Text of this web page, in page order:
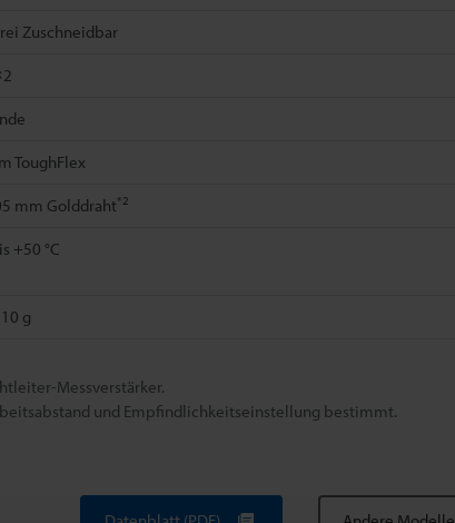
Zuschneidbar
ToughFlex
mm Golddraht*2
+50 °C
g
Messverstärker.
und Empfindlichkeitseinstellung bestimmt.